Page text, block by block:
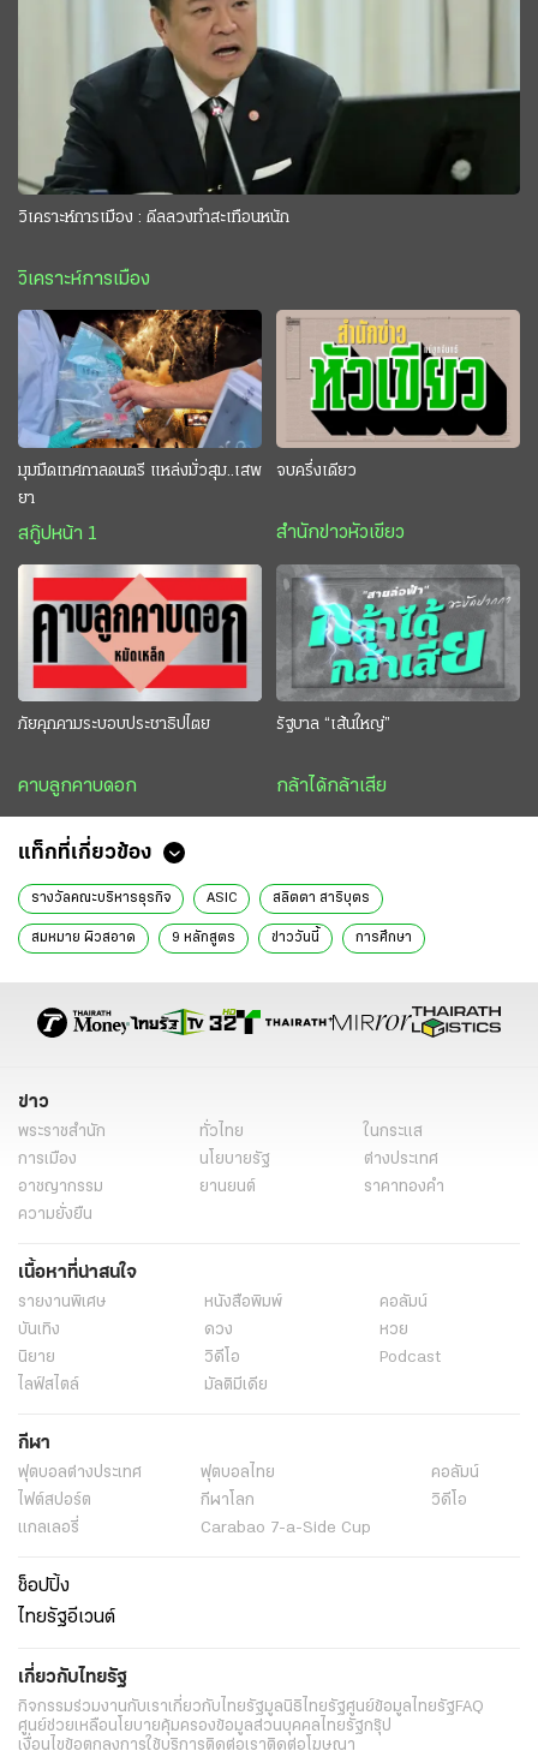
วิเคราะห์การเมือง : ดีลลวงทำสะเทือนหนัก
วิเคราะห์การเมือง
มุมมืดเทศกาลดนตรี แหล่งมั่วสุม..เสพ
ยา
สกู๊ปหน้า 1
จบครึ่งเดียว
สำนักข่าวหัวเขียว
ภัยคุกคามระบอบประชาธิปไตย
คาบลูกคาบดอก
รัฐบาล “เส้นใหญ่”
กล้าได้กล้าเสีย
แท็กที่เกี่ยวข้อง
รางวัลคณะบริหารธุรกิจ ASIC สลิตตา สาริบุตร
สมหมาย ผิวสอาด 9 หลักสูตร ข่าววันนี้ การศึกษา
ข่าว
พระราชสำนัก ทั่วไทย
ในกระแส
การเมือง
นโยบายรัฐ
ต่างประเทศ
อาชญากรรม
ยานยนต์
ราคาทองคำ
ความยั่งยืน
เนื้อหาที่น่าสนใจ
รายงานพิเศษ หนังสือพิมพ์
คอลัมน์
บันเทิง
ดวง
หวย
นิยาย
วิดีโอ
Podcast
ไลฟ์สไตล์
มัลติมีเดีย
กีฬา
ฟุตบอลต่่างประเทศ ฟุตบอลไทย
คอลัมน์
ไฟต์สปอร์ต
กีฬาโลก
วิดีโอ
แกลเลอรี่
Carabao 7-a-Side Cup
ช็อปปิ้ง
ไทยรัฐอีเวนต์
เกี่ยวกับไทยรัฐ
กิจกรรมร่วมงานกับเราเกี่ยวกับไทยรัฐมูลนิธิไทยรัฐศูนย์ข้อมูลไทยรัฐFAQ
ศูนย์ช่วยเหลือนโยบายคุ้มครองข้อมูลส่วนบุคคลไทยรัฐกรุ๊ป
เงื่อนไขข้อตกลงการใช้บริการติดต่อเราติดต่อโฆษณา